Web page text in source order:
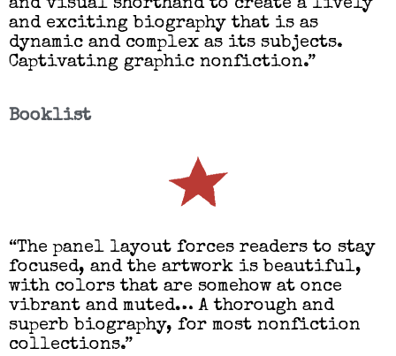
and visual shorthand to create a lively
and exciting biography that is as
dynamic and complex as its subjects.
Captivating graphic nonfiction.”
Booklist
“The panel layout forces readers to stay
focused, and the artwork is beautiful,
with colors that are somehow at once
vibrant and muted… A thorough and
superb biography, for most nonfiction
collections.”